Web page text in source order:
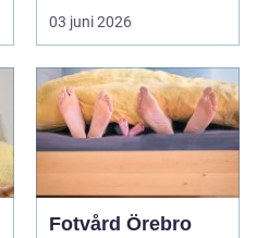
lång tid. Många
uppleve...
03 juni 2026
Fotvård Örebro